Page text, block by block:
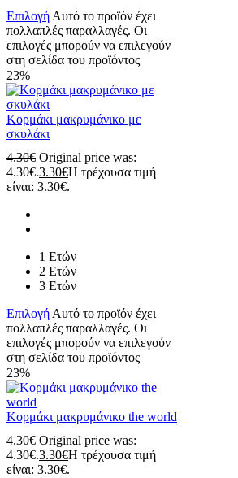
Επιλογή Αυτό το προϊόν έχει
πολλαπλές παραλλαγές. Οι
επιλογές μπορούν να επιλεγούν
στη σελίδα του προϊόντος
23%
Κορμάκι μακρυμάνικο με
σκυλάκι
4.30€ Original price was:
4.30€.3.30€Η τρέχουσα τιμή
είναι: 3.30€.
1 Ετών
2 Ετών
3 Ετών
Επιλογή Αυτό το προϊόν έχει
πολλαπλές παραλλαγές. Οι
επιλογές μπορούν να επιλεγούν
στη σελίδα του προϊόντος
23%
Κορμάκι μακρυμάνικο the world
4.30€ Original price was:
4.30€.3.30€Η τρέχουσα τιμή
είναι: 3.30€.